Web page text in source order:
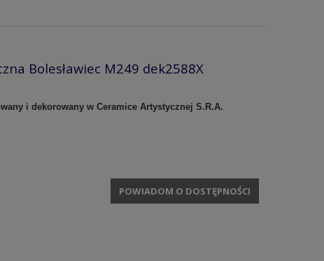
Bolesławiec M249 dek2588X
i dekorowany w Ceramice Artystycznej S.R.A.
POWIADOM O DOSTĘPNOŚCI